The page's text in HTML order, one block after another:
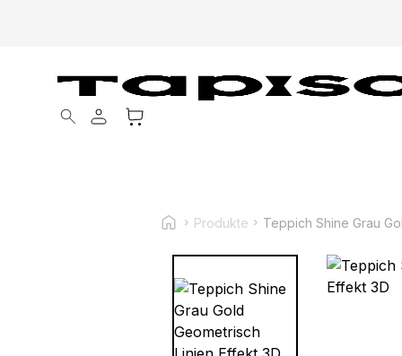
Products search
Produkte Teppich Shine Grau